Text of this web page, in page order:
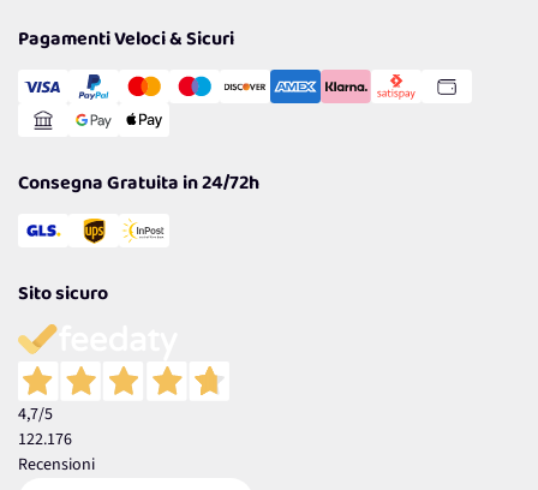
Cookie Policy
Gestisci Cookie
Reso Facile e Veloce
Pagamenti Veloci & Sicuri
Consegna Gratuita in 24/72h
Sito sicuro
4,7/5
122.176
Recensioni